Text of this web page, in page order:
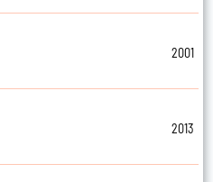
2001
2013